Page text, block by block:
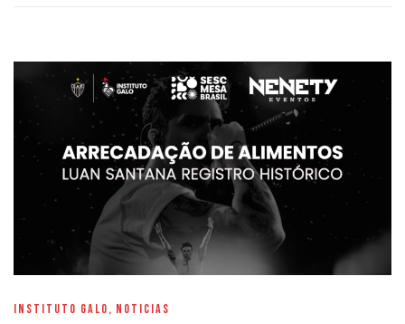
INSTITUTO GALO, NOTICIAS